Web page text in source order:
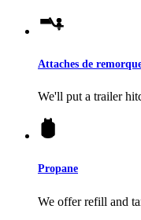
Attaches de
We'll put a trailer
Propane
We offer refill and